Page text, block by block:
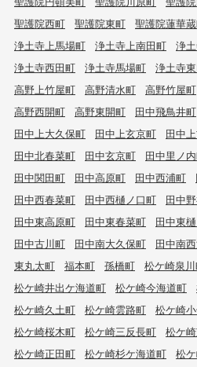
聖護院西町
聖護院東町 聖護院蓮華
浄土寺上馬場町
浄土寺上南田町 浄
浄土寺西田町
浄土寺馬場町 浄土寺
高野上竹屋町
高野清水町 高野竹屋町
高野西開町
高野東開町 田中飛鳥井町
田中上大久保町
田中上玄京町 田中
田中北春菜町
田中玄京町 田中里ノ
田中関田町
田中高原町 田中西浦町
田中西春菜町
田中西樋ノ口町 田中
田中東高原町
田中東春菜町 田中東
田中古川町
田中南大久保町 田中南
東丸太町
福本町 孫橋町 松ケ崎泉
松ケ崎井出ケ海道町
松ケ崎今海道町
松ケ崎久土町
松ケ崎雲路町 松ケ崎
松ケ崎桜木町
松ケ崎三反長町 松ケ
松ケ崎正田町
松ケ崎杉ケ海道町 松